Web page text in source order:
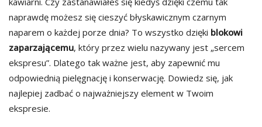
naprawdę możesz się cieszyć błyskawicznym czarnym
naparem o każdej porze dnia? To wszystko dzięki blokowi
zaparzającemu, który przez wielu nazywany jest „sercem
ekspresu”. Dlatego tak ważne jest, aby zapewnić mu
odpowiednią pielęgnację i konserwację. Dowiedz się, jak
najlepiej zadbać o najważniejszy element w Twoim
ekspresie.